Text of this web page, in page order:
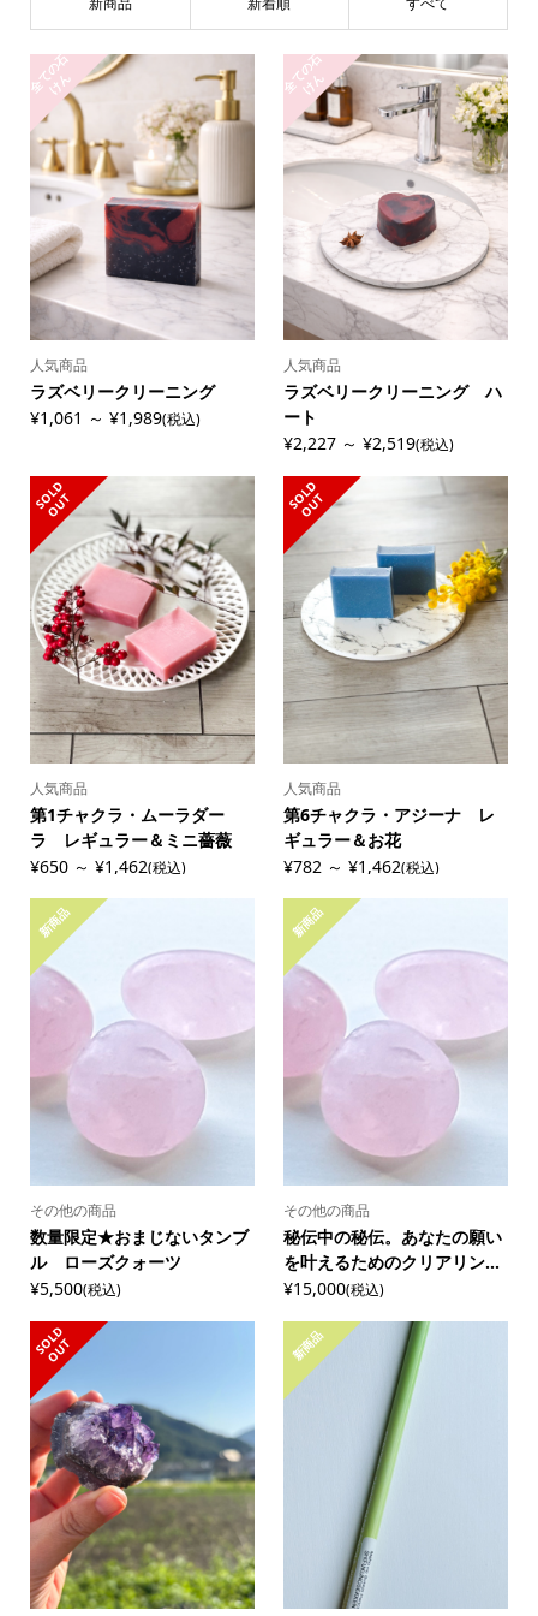
全
て
の
石
け
ん
人気商品
ラズベリークリーニング
¥1,061 ～ ¥1,989(税込)
全
て
の
石
け
ん
人気商品
ラズベリークリーニング ハ
ート
¥2,227 ～ ¥2,519(税込)
S
O
L
D
O
U
T
人気商品
第1チャクラ・ムーラダー
ラ レギュラー＆ミニ薔薇
¥650 ～ ¥1,462(税込)
S
O
L
D
O
U
T
人気商品
第6チャクラ・アジーナ レ
ギュラー＆お花
¥782 ～ ¥1,462(税込)
新商品
その他の商品
数量限定★おまじないタンブ
ル ローズクォーツ
¥5,500(税込)
新商品
その他の商品
秘伝中の秘伝。あなたの願い
を叶えるためのクリアリン...
¥15,000(税込)
S
O
L
D
O
U
T 新商品